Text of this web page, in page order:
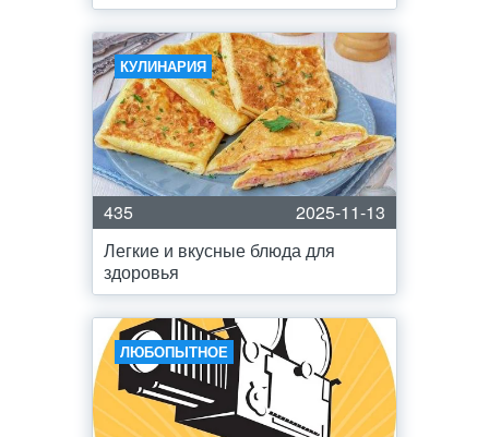
КУЛИНАРИЯ
435
2025-11-13
Легкие и вкусные блюда для
здоровья
ЛЮБОПЫТНОЕ